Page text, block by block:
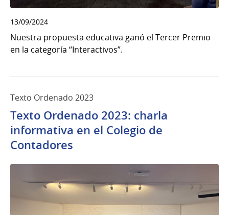
13/09/2024
Nuestra propuesta educativa ganó el Tercer Premio
en la categoría “Interactivos”.
Texto Ordenado 2023
Texto Ordenado 2023: charla
informativa en el Colegio de
Contadores